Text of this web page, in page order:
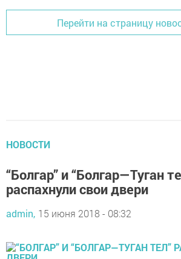
Перейти на страницу
НОВОСТИ
“Болгар” и “Болгар—Туган
распахнули свои двери
admin, 15 июня 2018 - 08:32